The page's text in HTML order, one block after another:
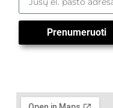
Prenumeruoti